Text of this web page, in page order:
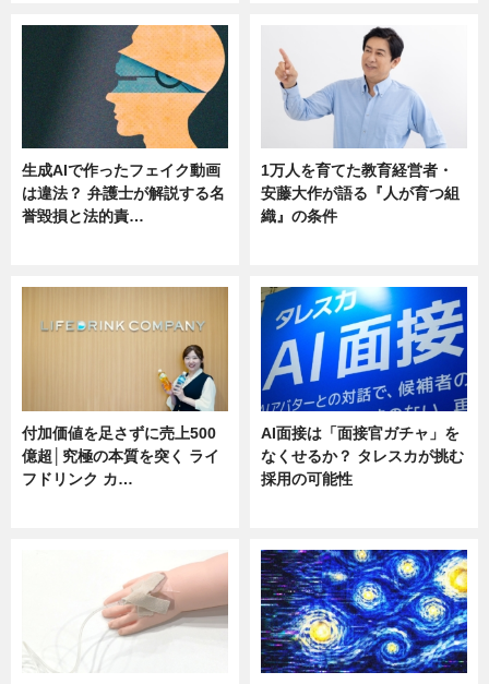
生成AIで作ったフェイク動画
は違法？ 弁護士が解説する名
誉毀損と法的責…
1万人を育てた教育経営者・
安藤大作が語る『人が育つ組
織』の条件
付加価値を足さずに売上500
億超│究極の本質を突く ライ
フドリンク カ…
AI面接は「面接官ガチャ」を
なくせるか？ タレスカが挑む
採用の可能性